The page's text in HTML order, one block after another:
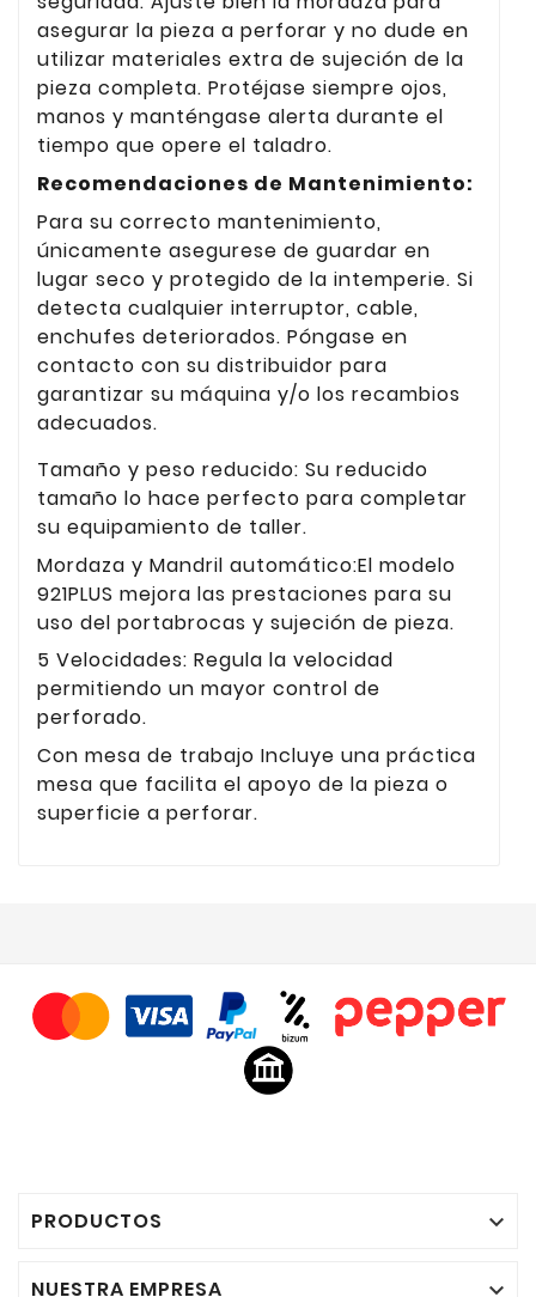
asegurar la pieza a perforar y no dude en
utilizar materiales extra de sujeción de la
pieza completa. Protéjase siempre ojos,
manos y manténgase alerta durante el
tiempo que opere el taladro.
Recomendaciones de Mantenimiento:
Para su correcto mantenimiento,
únicamente asegurese de guardar en
lugar seco y protegido de la intemperie. Si
detecta cualquier interruptor, cable,
enchufes deteriorados. Póngase en
contacto con su distribuidor para
garantizar su máquina y/o los recambios
adecuados.
Tamaño y peso reducido: Su reducido
tamaño lo hace perfecto para completar
su equipamiento de taller.
Mordaza y Mandril automático:El modelo
921PLUS mejora las prestaciones para su
uso del portabrocas y sujeción de pieza.
5 Velocidades: Regula la velocidad
permitiendo un mayor control de
perforado.
Con mesa de trabajo Incluye una práctica
mesa que facilita el apoyo de la pieza o
superficie a perforar.
PRODUCTOS 
NUESTRA EMPRESA 